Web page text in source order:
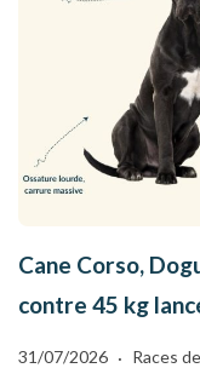
Cane Corso,
contre 45 kg
31/07/2026 Races